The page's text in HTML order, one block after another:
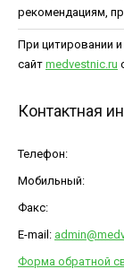
рекомендациям,
При цитировании
сайт medvestnic.ru
Контактная
Телефон:
Мобильный:
Факс:
E-mail:
Форма обратной